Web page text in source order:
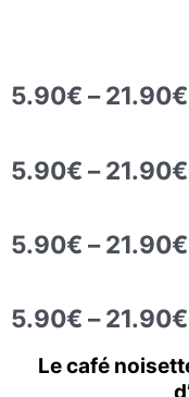
5.90€ –21.90€
prix :
21.90€
5.90€ –21.90€
prix :
21.90€
5.90€ –21.90€
prix :
21.90€
5.90€ –21.90€
prix :
Le café